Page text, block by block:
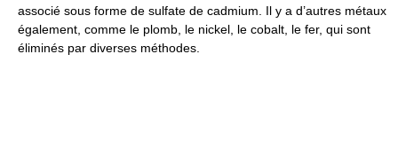
associé sous forme de sulfate de cadmium. Il y a d’autres métaux
également, comme le plomb, le nickel, le cobalt, le fer, qui sont
éliminés par diverses méthodes.